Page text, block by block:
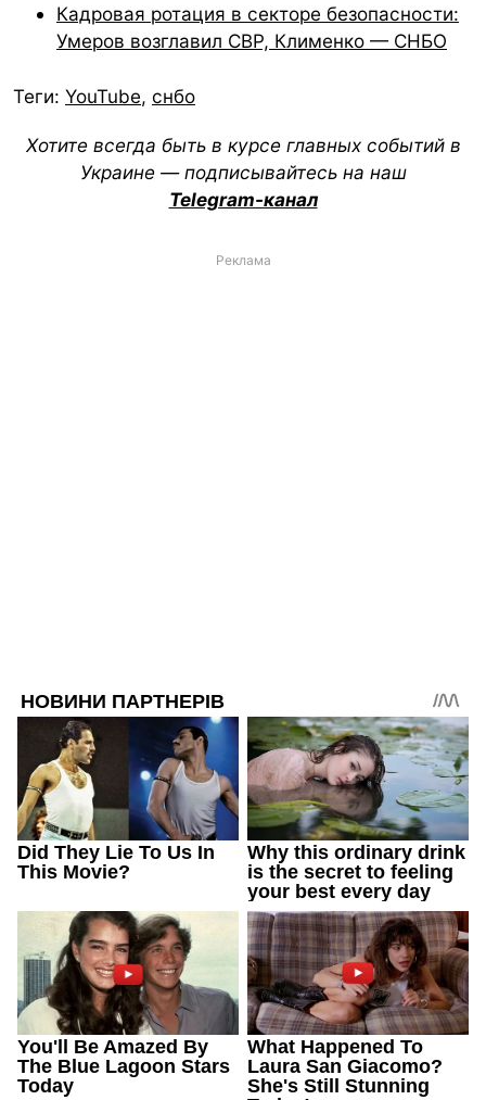
Кадровая ротация в секторе безопасности:
Умеров возглавил СВР, Клименко — СНБО
Теги: YouTube, снбо
Хотите всегда быть в курсе главных событий в
Украине — подписывайтесь на наш
Telegram-канал
Реклама